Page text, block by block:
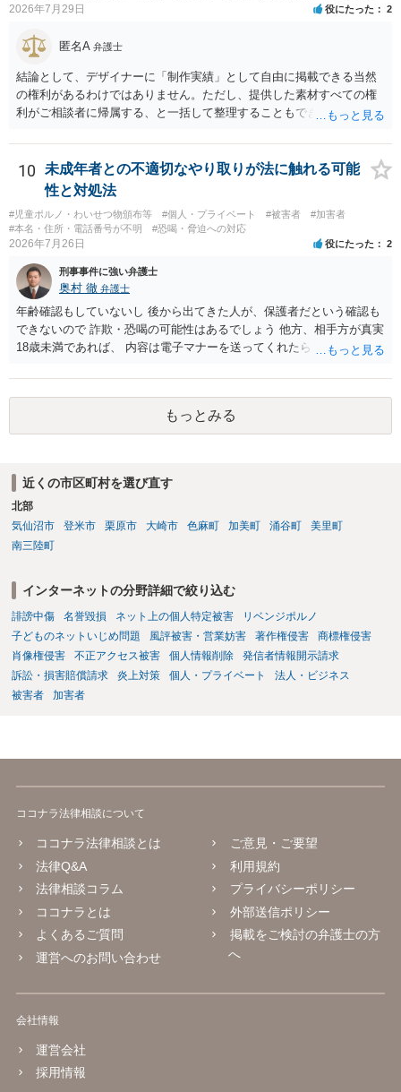
2026年7月29日 役にたった 2
匿名A 弁護士
結論として、デザイナーに「制作実績」として自由に掲載できる当然
の権利があるわけではありません。ただし、提供した素材すべての権
利がご相談者に帰属する、と一括して整理することもできません。 ご
身が著作権者です。 他方、ブランド名、文字主体のロゴ、商品情報、
短いキャッチコピー、販売コンセプトなどは、通常、著作物には当た
りません。ただし、ロゴに独自の図形やイラスト等が含まれる場合に
は、その表現部分が著作物となる可能性があります。 また、人物写真
の著作権は撮影者に、肖像に関する権利は被写体本人に帰属します
（著作権法2条・17条）。 ウェブサイト全体に当然に著作権が生じる
等は別として、一般的なレイアウトや配色、依頼者から提供された素
材を希望に沿って配置した部分には、通常、著作物性は認められにく
いと考えられます。仮に具体的な画面構成の一部に創作性が認められ
ても、その権利は当該部分に限られ、ご相談者の写真や文章等を制作
実績として掲載する権限まで当然に生じるものではありません。 もっ
の同意があれば別です。また、単に制作を担当した事実を記載した
り、公開中のサイトへリンクしたりする行為まで当然に禁止できると
は限りません。 人物写真については、通常のSNSへの無断掲載と同
様、掲載目的、態様、必要性、本人の特定可能性等から判断されま
りません。 まず、見積書、メール、チャット、デザイナーの利用規約
を確認したうえで、「提供素材及びこれを含む画面の複製・SNS掲載
を許諾しない」と書面で明確に通知することをお勧めします。すでに
掲載された場合は、URL、掲載日時、画面を保存してから削除を求め
10
未成年者との不適切なやり取りが法に触れる可能
性と対処法
#児童ポルノ・わいせつ物頒布等 #個人・プライベート #被害者
#加害者
#本名・住所・電話番号が不明
#恐喝・脅迫への対応
2026年7月26日 役にたった 2
刑事事件に強い弁護士
奥村 徹 弁護士
年齢確認もしていないし 後から出てきた人が、保護者だという確認も
できないので 詐欺・恐喝の可能性はあるでしょう 他方、相手方が真実
18歳未満であれば、 内容は電子マナーを送ってくれたら自慰行為など
画の尺は10分ほど、服を着たままで胸を触って欲しい、などの要望を
して、要求された金額(1000円程度)の電子マネーを送信してしまいま
した。 そこから、撮影するまで暇なので顔の雰囲気の写真を交換して
欲しい、住んでいる都道府県と区を教えてと言われたので教えたりと
能です。
もっとみる
近くの市区町村を選び直す
北部
気仙沼市
登米市 栗原市 大崎市 色麻町 加美町 涌谷町
美里町
南三陸町
インターネットの分野詳細で絞り込む
誹謗中傷 名誉毀損 ネット上の個人特定被害
リベンジポルノ
子どものネットいじめ問題
風評被害・営業妨害 著作権侵害
商標権侵害
肖像権侵害
不正アクセス被害 個人情報削除
発信者情報開示請求
訴訟・損害賠償請求
炎上対策 個人・プライベート
法人・ビジネス
被害者
加害者
ココナラ法律相談について
ココナラ法律相談とは
法律Q&A
法律相談コラム
ココナラとは
よくあるご質問
運営へのお問い合わせ
ご意見・ご要望
利用規約
プライバシーポリシー
外部送信ポリシー
掲載をご検討の弁護士の方
へ
会社情報
運営会社
採用情報